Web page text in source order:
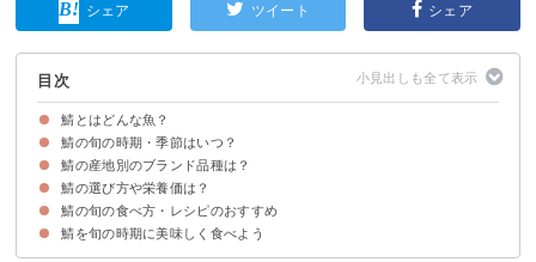
シェア ツイート シェア
目次
鯖とはどんな魚？
鯖の特徴・生態
鯖の種類
鯖の旬の時期・季節はいつ？
マサバの旬の時期・季節は7月〜2月
ゴマサバ・太西洋サバの旬の時期・季節は1年中
鯖の主産地・生産量
鯖の産地別のブランド品種は？
①関サバ（大分県佐賀関）
②松輪サバ（神奈川県松輪漁港）
③金華サバ（宮城県石巻）
④前沖サバ（青森県八戸港）
⑤お嬢サバ（鳥取県岩美町）
⑥清水サバ（高知県土佐清水）
鯖の選び方や栄養価は？
鯖の選び方のポイント
鯖の栄養価・効能
鯖の旬の食べ方・レシピのおすすめ
①鯖の味噌煮
②鯖の塩焼き
③鯖の竜田揚げ
鯖を旬の時期に美味しく食べよう